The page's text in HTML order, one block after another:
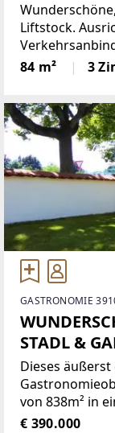
Liftstock.
Jalousien,
84 m² 3
GASTRONOMIE
STADL &
Dieses
von 838m² in
bietet eine
€ 390.000